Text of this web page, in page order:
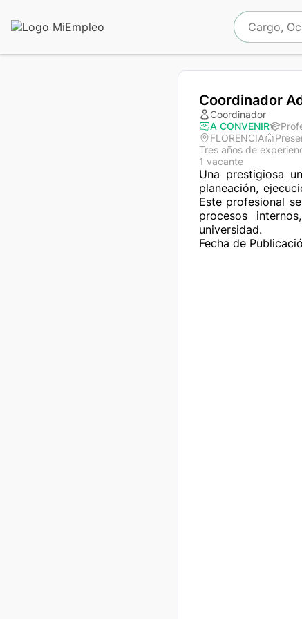
Coordinador
Coordinador
A CONVENIR
FLORENCIA
Tres años de
1 vacante
Una prestigiosa
planeación,
Este profesional
procesos
universidad.
Fecha de